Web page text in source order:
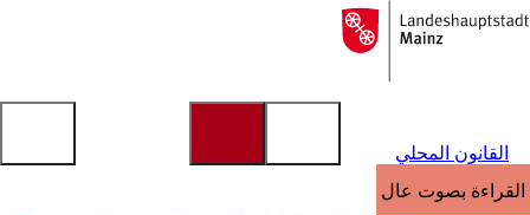
الانتقال إلى المحتوى
إلى
الصفحة
القانون المحلي
القراءة بصوت عالٍ